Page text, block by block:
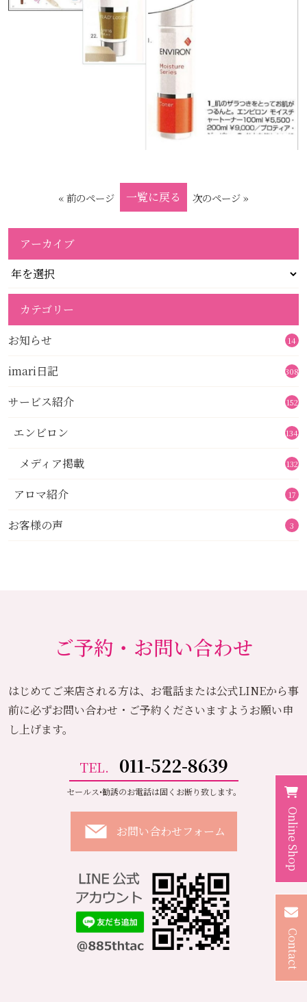
« 前のページ 一覧に戻る 次のページ »
アーカイブ
カテゴリー
お知らせ
14
imari日記 308
サービス紹介 152
エンビロン 134
メディア掲載 132
アロマ紹介 17
お客様の声 3
ご予約・お問い合わせ
はじめてご来店される方は、お電話または公式LINEから事
前に必ずお問い合わせ・ご予約くださいますようお願い申
し上げます。
TEL. 011-522-8639
セールス•勧誘のお電話は固くお断り致します。
お問い合わせフォーム Online Shop
Contact